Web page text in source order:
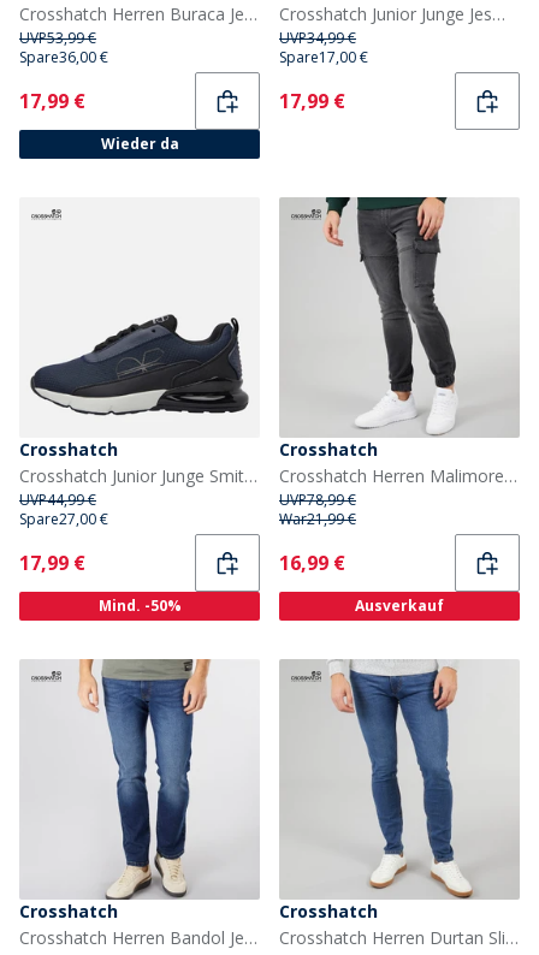
Crosshatch Herren Buraca Jeans in Slim Passform Verwaschenes Schwarz
UVP53,99 €
Spare36,00 €
Current
17,99 €
Wieder da
Crosshatch Junior Junge Jesmond Turnschuhe Weiß
UVP34,99 €
Spare17,00 €
Current
17,99 €
Crosshatch
Crosshatch Junior Junge Smitlay II Sneaker Navy/Schwarz
UVP44,99 €
Spare27,00 €
Current
17,99 €
Mind. -50%
Crosshatch
Crosshatch Herren Malimore Jeans Cuffed Cargo Hose gewaschen schwarz
UVP78,99 €
War21,99 €
Current
16,99 €
Ausverkauf
Crosshatch
Crosshatch Herren Bandol Jeans Gerade geschnitten Dunkel gewaschen
Crosshatch
Crosshatch Herren Durtan Slim Fit Jeans Mittlere Waschung